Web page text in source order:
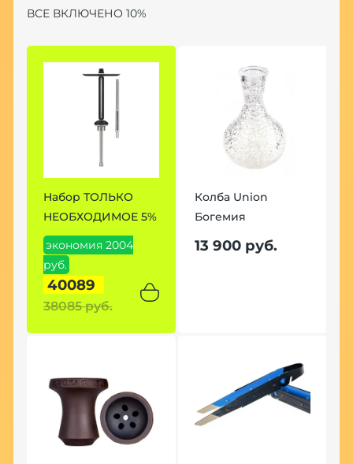
ВСЕ ВКЛЮЧЕНО 10%
Набор ТОЛЬКО
НЕОБХОДИМОЕ 5%
экономия 2004
руб.
40089
38085 руб.
Колба Union
Богемия
13 900 руб.